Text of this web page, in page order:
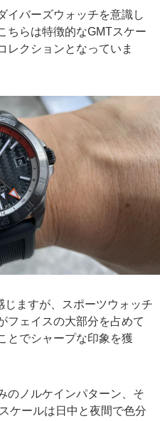
イバーズウォッチを意識し
ちらは特徴的なGMTスケー
レクションとなっていま
ますが、スポーツウォッチ
フェイスの大部分を占めて
とでシャープな印象を獲
のノルケインパターン、そ
ケールは日中と夜間で色分